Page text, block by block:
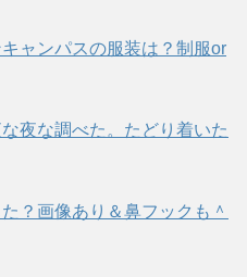
ャンパスの服装は？制服or
夜な調べた。たどり着いた
？画像あり＆鼻フックも＾